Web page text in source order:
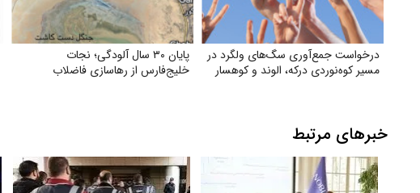
درخواست جمع‌آوری سگ‌های ولگرد در
مسیر کوه‌نوردی درکه، الوند و کوهسار
پایان ۳۰ سال آلودگی؛ نجات
خلیج‌فارس از رهاسازی فاضلاب
خبرهای مرتبط